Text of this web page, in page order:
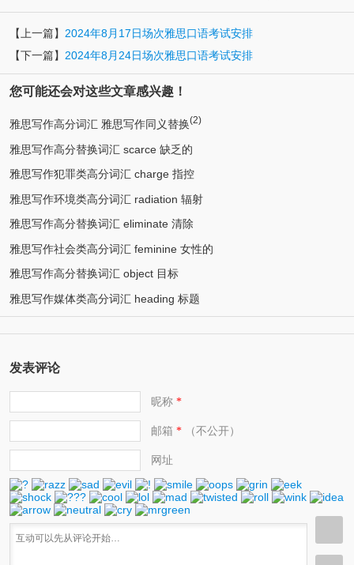
【上一篇】 2024年8月17日场次雅思口语考试安排
【下一篇】 2024年8月24日场次雅思口语考试安排
您可能还会对这些文章感兴趣！
雅思写作高分词汇 雅思写作同义替换(2)
雅思写作高分替换词汇 scarce 缺乏的
雅思写作犯罪类高分词汇 charge 指控
雅思写作环境类高分词汇 radiation 辐射
雅思写作高分替换词汇 eliminate 清除
雅思写作社会类高分词汇 feminine 女性的
雅思写作高分替换词汇 object 目标
雅思写作媒体类高分词汇 heading 标题
发表评论
昵称*
邮箱 *（不公开）
网址